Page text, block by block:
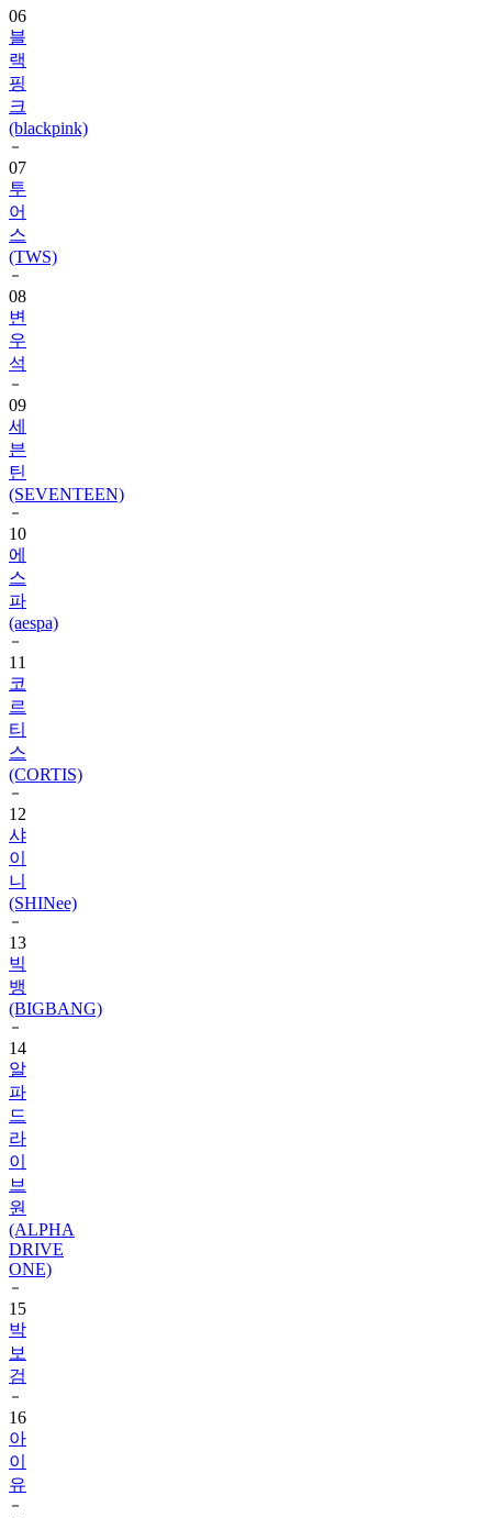
랙
핑
크
(blackpink)
07
투
어
스
(TWS)
08
변
우
석
09
세
븐
틴
(SEVENTEEN)
10
에
스
파
(aespa)
11
코
르
티
스
(CORTIS)
12
샤
이
니
(SHINee)
13
빅
뱅
(BIGBANG)
14
알
파
드
라
이
브
원
(ALPHA
DRIVE
ONE)
15
박
보
검
16
아
이
유
17
뉴